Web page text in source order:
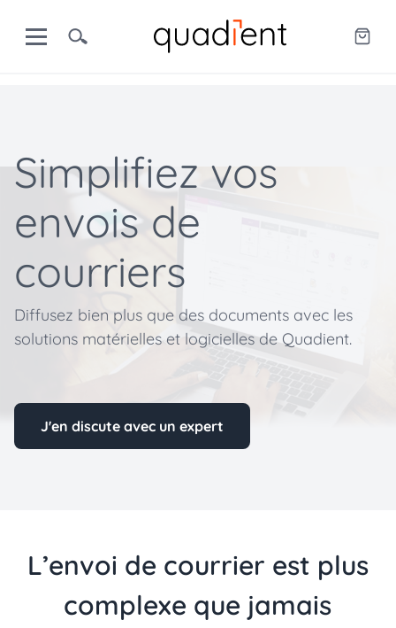
Simplifiez vos
envois de
courriers
Diffusez bien plus que des documents avec les
solutions matérielles et logicielles de Quadient.
J'en discute avec un expert
L’envoi de courrier est plus
complexe que jamais